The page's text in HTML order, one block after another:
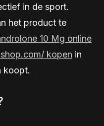
in de sport.
het product te
10 Mg online
kopen in
koopt.